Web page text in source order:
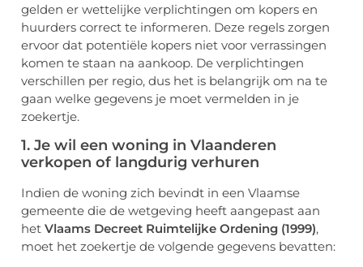
gelden er wettelijke verplichtingen om kopers en
huurders correct te informeren. Deze regels zorgen
ervoor dat potentiële kopers niet voor verrassingen
komen te staan na aankoop. De verplichtingen
verschillen per regio, dus het is belangrijk om na te
gaan welke gegevens je moet vermelden in je
zoekertje.
1. Je wil een woning in Vlaanderen
verkopen of langdurig verhuren
Indien de woning zich bevindt in een Vlaamse
gemeente die de wetgeving heeft aangepast aan
het Vlaams Decreet Ruimtelijke Ordening (1999),
moet het zoekertje de volgende gegevens bevatten: